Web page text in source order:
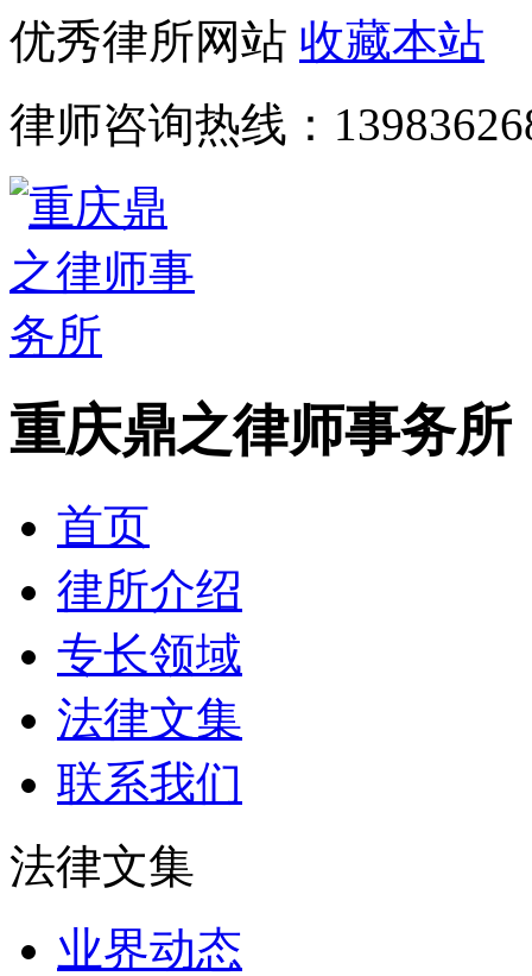
优秀律所网站 收藏本站
律师咨询热线：
重庆鼎之律师事务所
首页
律所介绍
专长领域
法律文集
联系我们
法律文集
业界动态